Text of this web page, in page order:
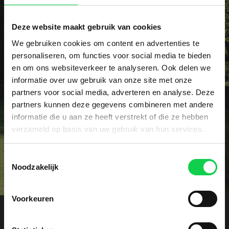
Deze website maakt gebruik van cookies
We gebruiken cookies om content en advertenties te
personaliseren, om functies voor social media te bieden
en om ons websiteverkeer te analyseren. Ook delen we
informatie over uw gebruik van onze site met onze
partners voor social media, adverteren en analyse. Deze
partners kunnen deze gegevens combineren met andere
informatie die u aan ze heeft verstrekt of die ze hebben
verzameld op basis van uw gebruik van hun services.
Noodzakelijk
Voorkeuren
Vraag het dé specialist!
Heeft u een specifieke vraag of wellicht een
probleem met uw rhododendrons? Onze specialist
voorziet u graag vrijblijvend van advies.
Contact